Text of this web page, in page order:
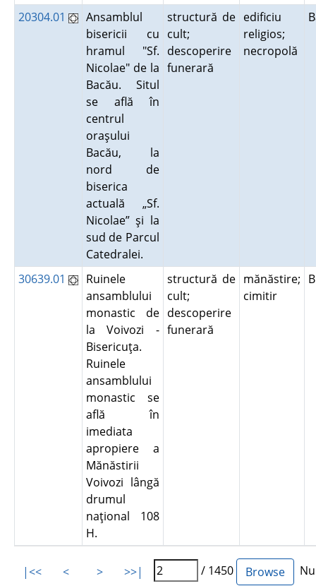
20304.01
Ansamblul
bisericii cu
hramul "Sf.
Nicolae" de la
Bacău. Situl
se află în
centrul
oraşului
Bacău, la
nord de
biserica
actuală „Sf.
Nicolae” şi la
sud de Parcul
Catedralei.
structură de
cult;
descoperire
funerară
edificiu
religios;
necropolă
30639.01
Ruinele
ansamblului
monastic de
la Voivozi -
Bisericuţa.
Ruinele
ansamblului
monastic se
află în
imediata
apropiere a
Mănăstirii
Voivozi lângă
drumul
naţional 108
H.
structură de
cult;
descoperire
funerară
mănăstire;
cimitir
|<< < > >>| / 1450